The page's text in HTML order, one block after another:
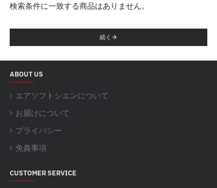
検索条件に一致する商品はありません。
続く
ABOUT US
エアソフトシエンについて
お届けについて
プライバシー
免責事項
CUSTOMER SERVICE